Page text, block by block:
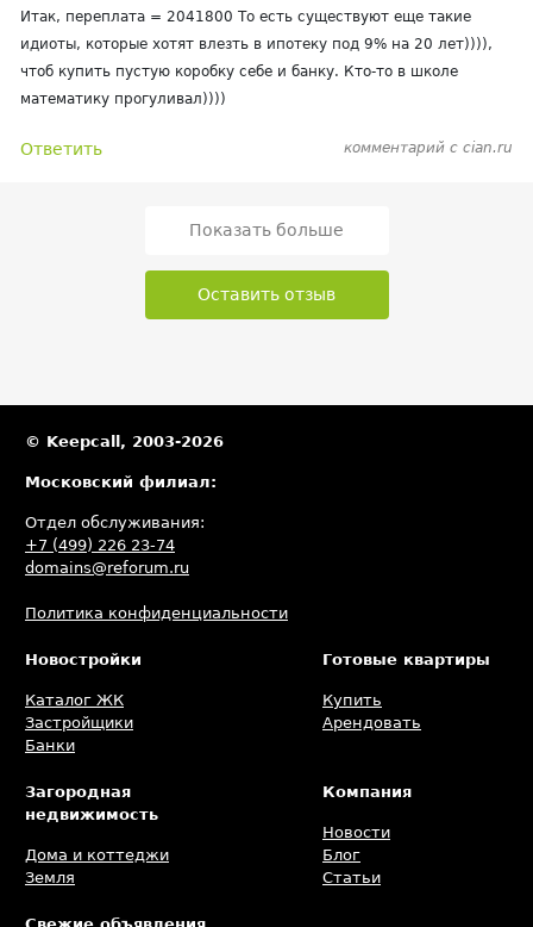
Итак, переплата = 2041800 То есть существуют еще такие
идиоты, которые хотят влезть в ипотеку под 9% на 20 лет)))),
чтоб купить пустую коробку себе и банку‍. Кто-то в школе
математику прогуливал))))
Ответить комментарий с cian.ru
Показать больше
Оставить отзыв
© Keepcall, 2003-2026
Московский филиал:
Отдел обслуживания:
+7 (499) 226 23-74
domains@reforum.ru
Политика конфиденциальности
Новостройки
Каталог ЖК
Застройщики
Банки
Готовые квартиры
Купить
Арендовать
Загородная
недвижимость
Дома и коттеджи
Земля
Компания
Новости
Блог
Статьи